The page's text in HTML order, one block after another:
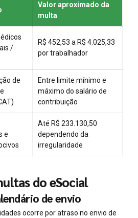
Valor aproximado da
multa
/
R$ 452,53 a R$ 4.025,33
por trabalhador
de
Entre limite mínimo e
máximo do salário de
contribuição
e
Até R$ 233.130,50
dependendo da
irregularidade
do eSocial
de envio
ocorre por atraso no envio de